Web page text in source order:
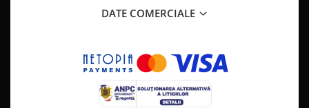
DATE COMERCIALE